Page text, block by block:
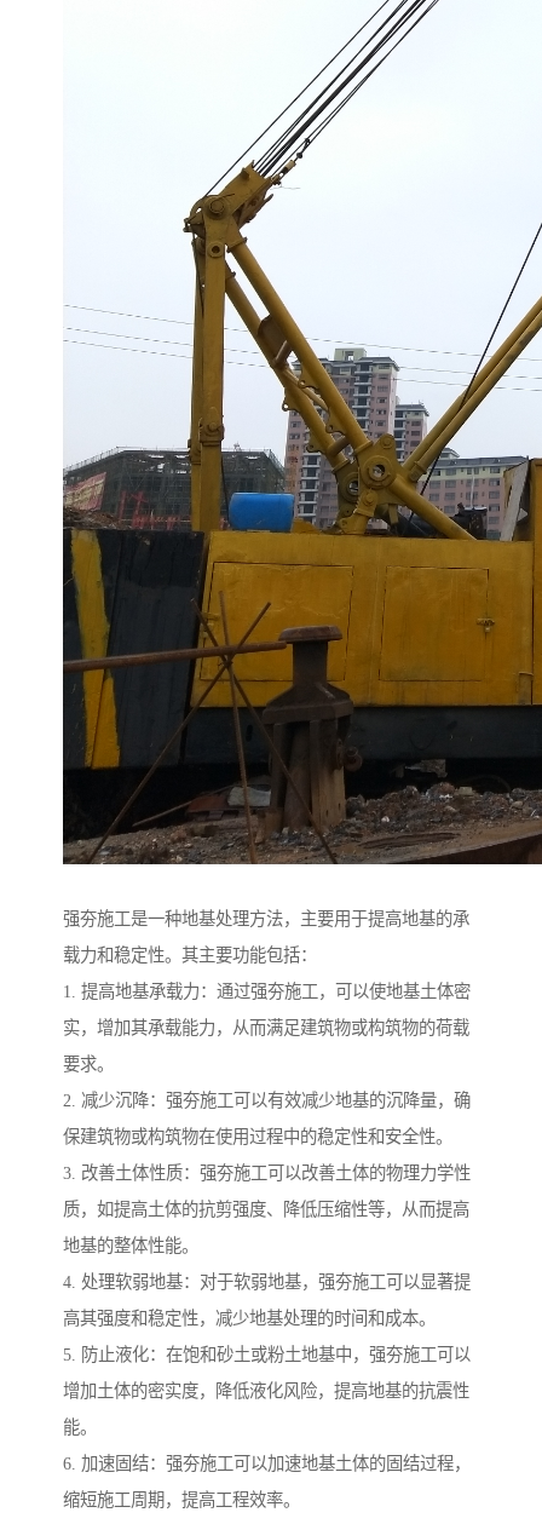
强夯施工是一种地基处理方法，主要用于提高地基的承
载力和稳定性。其主要功能包括：
1. 提高地基承载力：通过强夯施工，可以使地基土体密
实，增加其承载能力，从而满足建筑物或构筑物的荷载
要求。
2. 减少沉降：强夯施工可以有效减少地基的沉降量，确
保建筑物或构筑物在使用过程中的稳定性和安全性。
3. 改善土体性质：强夯施工可以改善土体的物理力学性
质，如提高土体的抗剪强度、降低压缩性等，从而提高
地基的整体性能。
4. 处理软弱地基：对于软弱地基，强夯施工可以显著提
高其强度和稳定性，减少地基处理的时间和成本。
5. 防止液化：在饱和砂土或粉土地基中，强夯施工可以
增加土体的密实度，降低液化风险，提高地基的抗震性
能。
6. 加速固结：强夯施工可以加速地基土体的固结过程，
缩短施工周期，提高工程效率。